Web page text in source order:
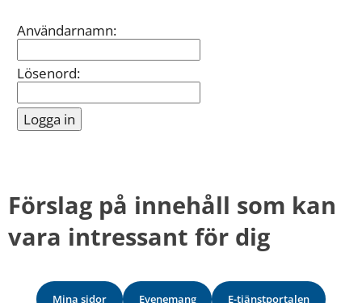
Inloggning
Användarnamn:
Lösenord:
Förslag på innehåll som kan
vara intressant för dig
Mina sidor Evenemang E-tjänstportalen
informationen
bättre
dig?
Webbadress
sidan